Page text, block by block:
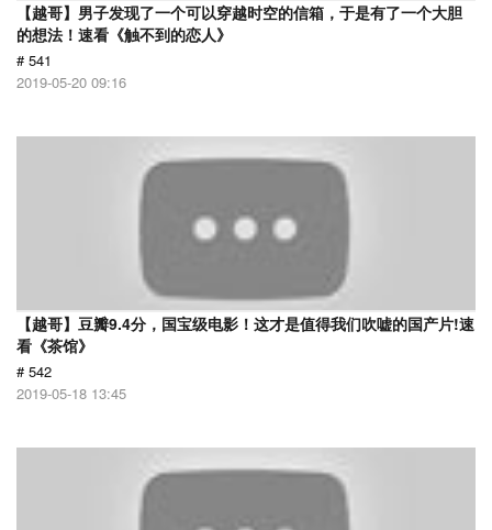
【越哥】男子发现了一个可以穿越时空的信箱，于是有了一个大胆
的想法！速看《触不到的恋人》
# 541
2019-05-20 09:16
【越哥】豆瓣9.4分，国宝级电影！这才是值得我们吹嘘的国产片!速
看《茶馆》
# 542
2019-05-18 13:45